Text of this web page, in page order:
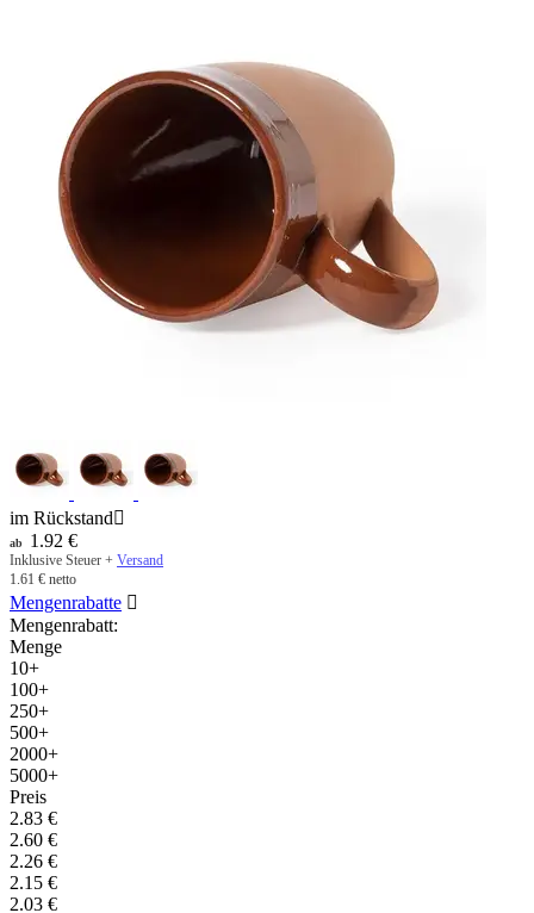
im Rückstand
ab 1.92 €
Inklusive Steuer + Versand
1.61 € netto
Mengenrabatte 
Mengenrabatt:
Menge
10+
100+
250+
500+
2000+
5000+
Preis
2.83 €
2.60 €
2.26 €
2.15 €
2.03 €